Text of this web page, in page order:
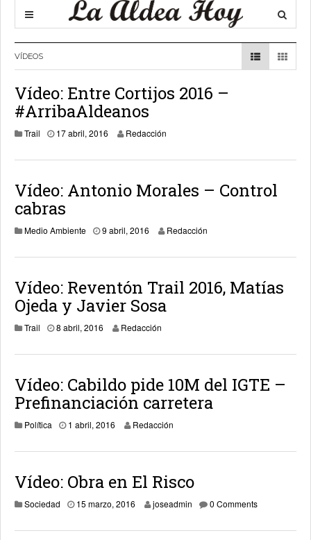
VÍDEOS
Vídeo: Entre Cortijos 2016 –
#ArribaAldeanos
Trail 17 abril, 2016 23 marzo, 2018
Redacción
Vídeo: Antonio Morales – Control
cabras
Medio Ambiente 9 abril, 2016 23 marzo, 2018
Redacción
Vídeo: Reventón Trail 2016, Matías
Ojeda y Javier Sosa
Trail 8 abril, 2016 23 marzo, 2018
Redacción
Vídeo: Cabildo pide 10M del IGTE –
Prefinanciación carretera
Política 1 abril, 2016 23 marzo, 2018
Redacción
Vídeo: Obra en El Risco
Sociedad 15 marzo, 2016 15 marzo, 2016
joseadmin 0 Comments